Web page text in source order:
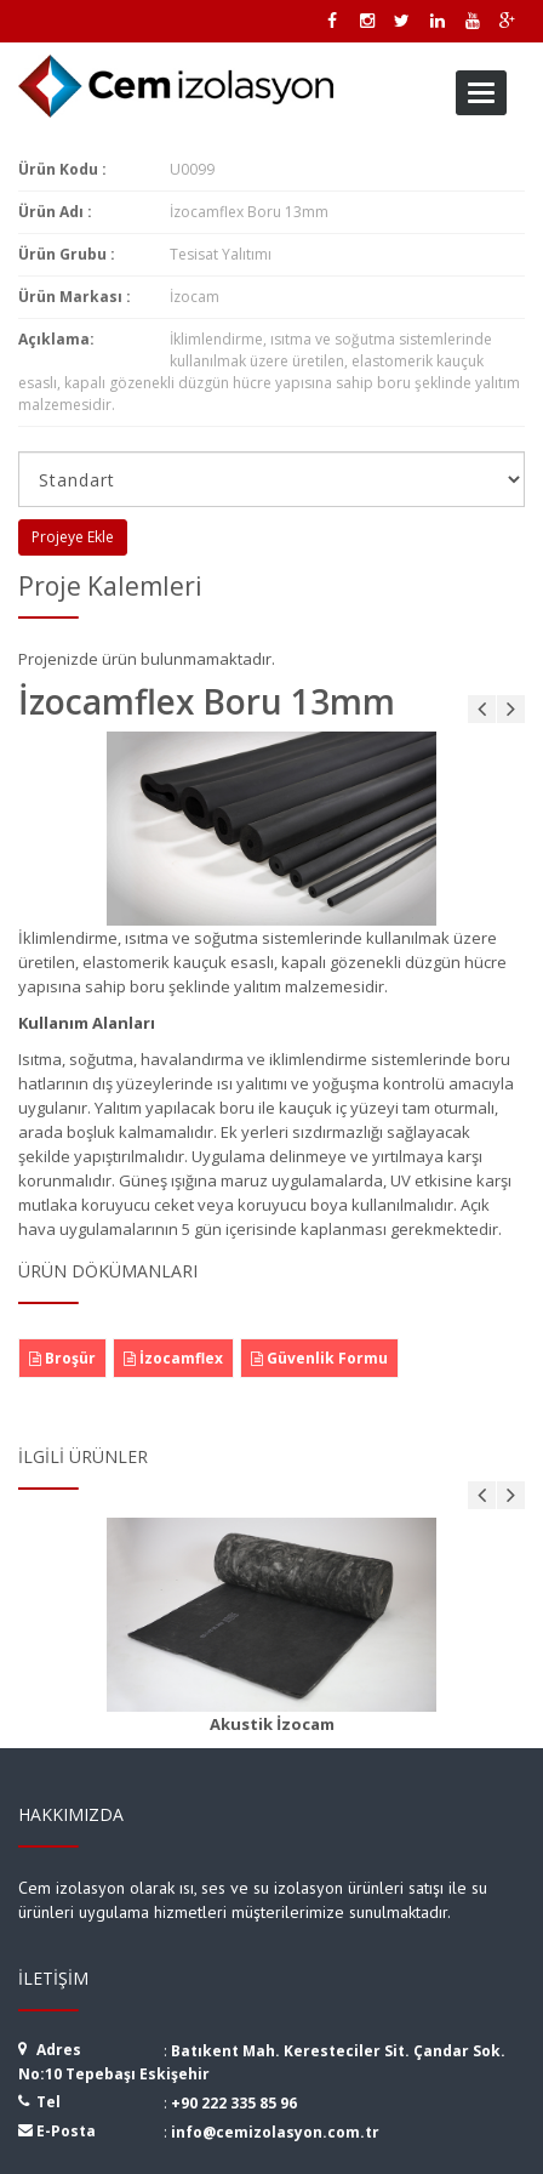
Toggle
Ürün Kodu : U0099
Ürün Adı : İzocamflex Boru 13mm
Ürün Grubu : Tesisat Yalıtımı
Ürün Markası : İzocam
Açıklama:
İklimlendirme, ısıtma ve soğutma sistemlerinde
kullanılmak üzere üretilen, elastomerik kauçuk
esaslı, kapalı gözenekli düzgün hücre yapısına sahip boru şeklinde yalıtım
malzemesidir.
Projeye Ekle
Proje Kalemleri
Projenizde ürün bulunmamaktadır.
İzocamflex Boru 13mm
İklimlendirme, ısıtma ve soğutma sistemlerinde kullanılmak üzere
üretilen, elastomerik kauçuk esaslı, kapalı gözenekli düzgün hücre
yapısına sahip boru şeklinde yalıtım malzemesidir.
Kullanım Alanları
Isıtma, soğutma, havalandırma ve iklimlendirme sistemlerinde boru
hatlarının dış yüzeylerinde ısı yalıtımı ve yoğuşma kontrolü amacıyla
uygulanır. Yalıtım yapılacak boru ile kauçuk iç yüzeyi tam oturmalı,
arada boşluk kalmamalıdır. Ek yerleri sızdırmazlığı sağlayacak
şekilde yapıştırılmalıdır. Uygulama delinmeye ve yırtılmaya karşı
korunmalıdır. Güneş ışığına maruz uygulamalarda, UV etkisine karşı
mutlaka koruyucu ceket veya koruyucu boya kullanılmalıdır. Açık
hava uygulamalarının 5 gün içerisinde kaplanması gerekmektedir.
ÜRÜN DÖKÜMANLARI
Broşür İzocamflex Güvenlik Formu
İLGILI ÜRÜNLER
Akustik İzocam
Camyünü Klima Levhası
Ürün Detayı
HAKKIMIZDA
Cem izolasyon olarak ısı, ses ve su izolasyon ürünleri satışı ile su
ürünleri uygulama hizmetleri müşterilerimize sunulmaktadır.
İLETIŞIM
Adres : Batıkent Mah. Keresteciler Sit. Çandar Sok.
No:10 Tepebaşı Eskişehir
Tel
: +90 222 335 85 96
E-Posta
: info@cemizolasyon.com.tr